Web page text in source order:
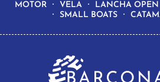
MOTOR VELA LANCHA OPEN
SMALL BOATS